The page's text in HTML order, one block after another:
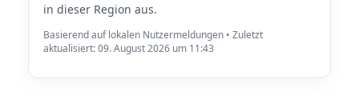
in dieser Region aus.
Basierend auf lokalen Nutzermeldungen • Zuletzt
aktualisiert: 09. August 2026 um 11:43